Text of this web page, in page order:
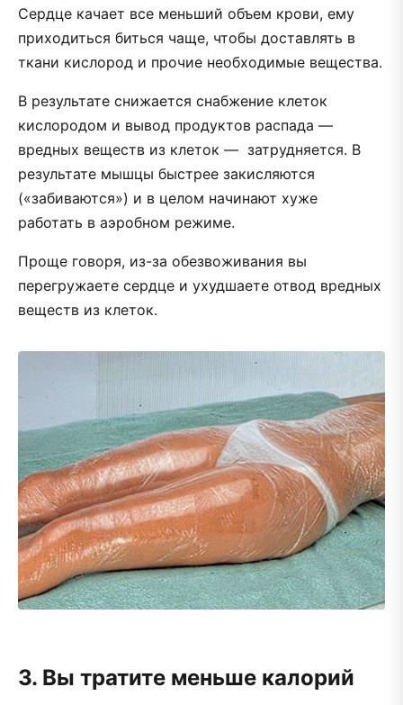
Сердце качает все меньший объем крови, ему
приходиться биться чаще, чтобы доставлять в
ткани кислород и прочие необходимые вещества.
В результате снижается снабжение клеток
кислородом и вывод продуктов распада —
вредных веществ из клеток — затрудняется. В
результате мышцы быстрее закисляются
(«забиваются») и в целом начинают хуже
работать в аэробном режиме.
Проще говоря, из-за обезвоживания вы
перегружаете сердце и ухудшаете отвод вредных
веществ из клеток.
3. Вы тратите меньше калорий